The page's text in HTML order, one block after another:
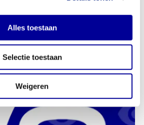
Alles toestaan
Selectie toestaan
Weigeren